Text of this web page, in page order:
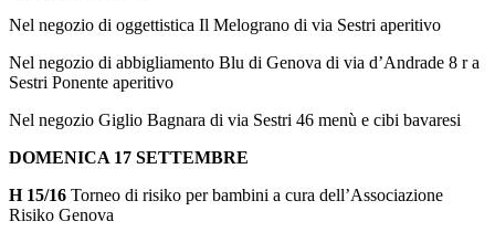
Nel negozio di oggettistica Il Melograno di via Sestri aperitivo
Nel negozio di abbigliamento Blu di Genova di via d’Andrade 8 r a
Sestri Ponente aperitivo
Nel negozio Giglio Bagnara di via Sestri 46 menù e cibi bavaresi
DOMENICA 17 SETTEMBRE
H 15/16 Torneo di risiko per bambini a cura dell’Associazione
Risiko Genova